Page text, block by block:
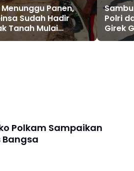
Panen,
Sudah Hadir
Tanah Mulai
Polri
Girek
Polkam Sampaikan